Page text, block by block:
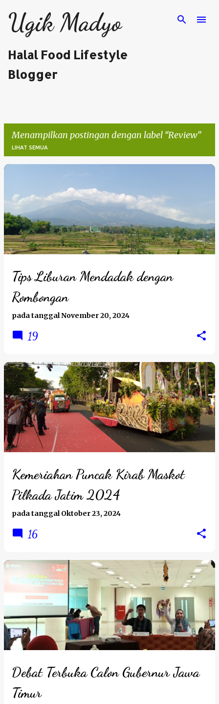
Langsung ke konten utama
Ugik Madyo
Halal Food Lifestyle
Blogger
Menampilkan postingan dengan label Review
LIHAT SEMUA
s
t
n
Tips Liburan Mendadak dengan
Rombongan
pada tanggalNovember 20, 2024
19
Kemeriahan Puncak Kirab Maskot
Pilkada Jatim 2024
pada tanggalOktober 23, 2024
16
Debat Terbuka Calon Gubernur Jawa
Timur